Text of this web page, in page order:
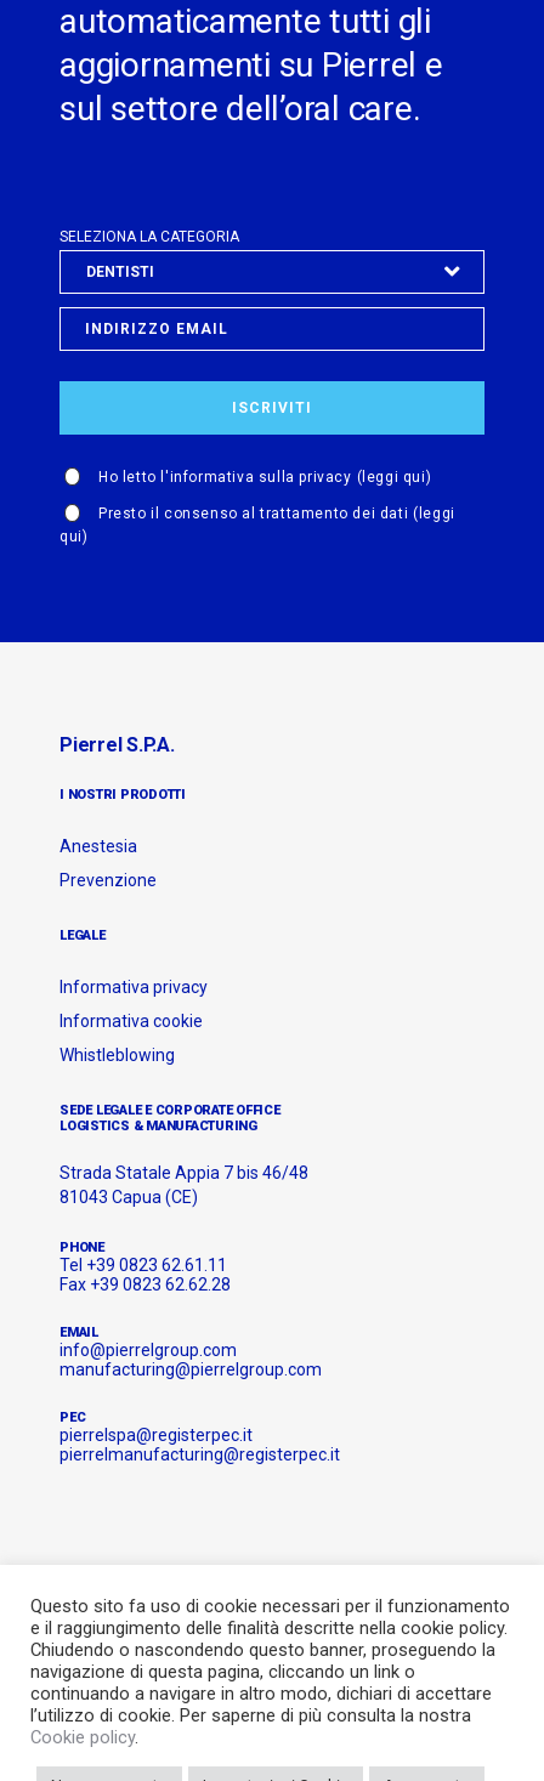
automaticamente tutti gli
aggiornamenti su Pierrel e
sul settore dell’oral care.
SELEZIONA LA CATEGORIA
Ho letto l'informativa sulla privacy (leggi qui)
Presto il consenso al trattamento dei dati (leggi
qui)
Pierrel S.p.A.
I NOSTRI PRODOTTI
Anestesia
Prevenzione
LEGALE
Informativa privacy
Informativa cookie
Whistleblowing
SEDE LEGALE E CORPORATE OFFICE
LOGISTICS & MANUFACTURING
Strada Statale Appia 7 bis 46/48
81043 Capua (CE)
PHONE
Tel +39 0823 62.61.11
Fax +39 0823 62.62.28
EMAIL
info@pierrelgroup.com
manufacturing@pierrelgroup.com
PEC
pierrelspa@registerpec.it
pierrelmanufacturing@registerpec.it
© Pierrel 2021, All rights reserved
Capitale Sociale deliberato sottoscritto e versato € 10.033.464,93
P. IVA 04920860964 – R.E.A. n. CE-227340
Questo sito fa uso di cookie necessari per il funzionamento
e il raggiungimento delle finalità descritte nella cookie policy.
Chiudendo o nascondendo questo banner, proseguendo la
navigazione di questa pagina, cliccando un link o
continuando a navigare in altro modo, dichiari di accettare
l’utilizzo di cookie. Per saperne di più consulta la nostra
Cookie policy.